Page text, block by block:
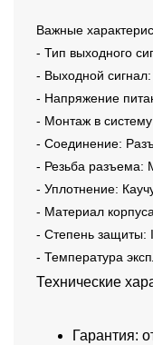
Важные
- Тип выходного
- Выходной
- Напряжение
- Монтаж в
- Соединение:
- Резьба разъема:
- Уплотнение:
- Материал
- Степень защиты:
- Температура
Технические
Гарантия: